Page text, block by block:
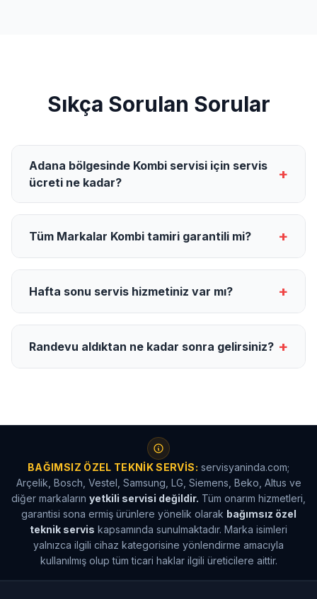
Sıkça Sorulan Sorular
Adana bölgesinde Kombi servisi için servis
ücreti ne kadar?
+
Tüm Markalar Kombi tamiri garantili mi? +
Hafta sonu servis hizmetiniz var mı? +
Randevu aldıktan ne kadar sonra gelirsiniz? +
BAĞIMSIZ ÖZEL TEKNIK SERVIS: servisyaninda.com;
Arçelik, Bosch, Vestel, Samsung, LG, Siemens, Beko, Altus ve
diğer markaların yetkili servisi değildir. Tüm onarım hizmetleri,
garantisi sona ermiş ürünlere yönelik olarak bağımsız özel
teknik servis kapsamında sunulmaktadır. Marka isimleri
yalnızca ilgili cihaz kategorisine yönlendirme amacıyla
kullanılmış olup tüm ticari haklar ilgili üreticilere aittir.